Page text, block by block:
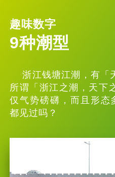
趣味数字
9种潮型
浙江钱塘江潮，有「
所谓「浙江之潮，天下
仅气势磅礴，而且形态
都见过吗？